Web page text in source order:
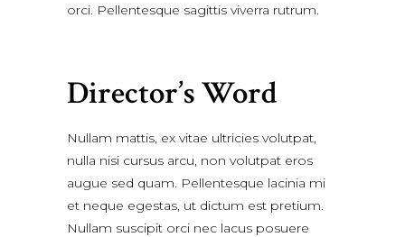
orci. Pellentesque sagittis viverra rutrum.
Director’s Word
Nullam mattis, ex vitae ultricies volutpat,
nulla nisi cursus arcu, non volutpat eros
augue sed quam. Pellentesque lacinia mi
et neque egestas, ut dictum est pretium.
Nullam suscipit orci nec lacus posuere